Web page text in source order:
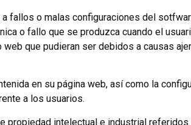
fallos o malas configuraciones del
o fallo que se produzca cuando el
que pudieran ser debidos a causas
en su página web, así como la
a los usuarios.
propiedad intelectual e industrial referidos